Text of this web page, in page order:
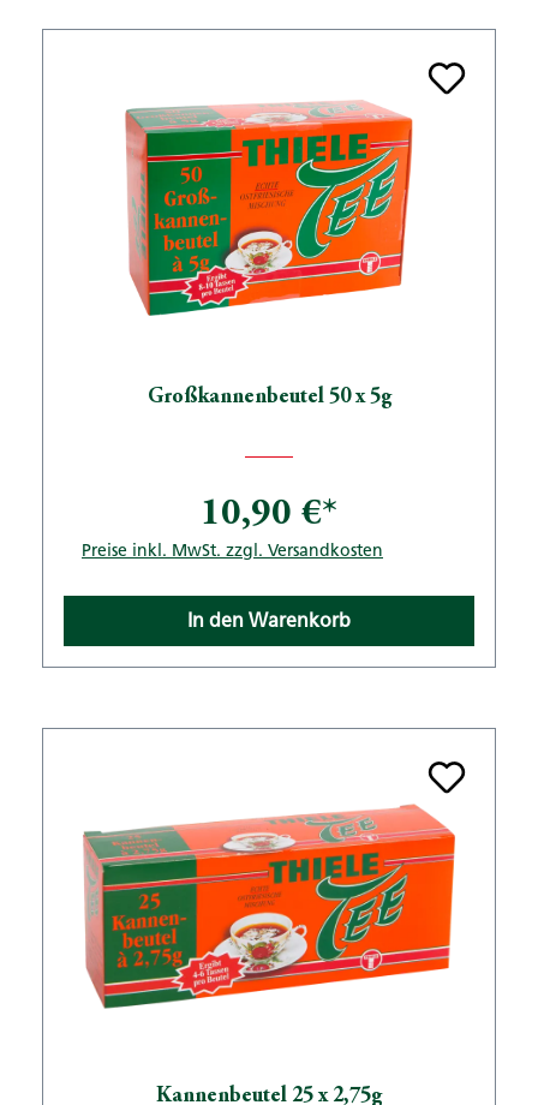
Großkannenbeutel 50 x 5g
10,90 €*
Preise inkl. MwSt. zzgl. Versandkosten
In den Warenkorb
Kannenbeutel 25 x 2,75g